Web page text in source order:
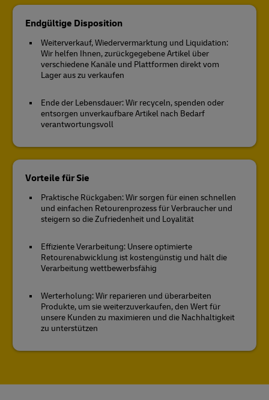
Endgültige Disposition
Weiterverkauf, Wiedervermarktung und Liquidation:
Wir helfen Ihnen, zurückgegebene Artikel über
verschiedene Kanäle und Plattformen direkt vom
Lager aus zu verkaufen
Ende der Lebensdauer: Wir recyceln, spenden oder
entsorgen unverkaufbare Artikel nach Bedarf
verantwortungsvoll
Vorteile für Sie
Praktische Rückgaben: Wir sorgen für einen schnellen
und einfachen Retourenprozess für Verbraucher und
steigern so die Zufriedenheit und Loyalität
Effiziente Verarbeitung: Unsere optimierte
Retourenabwicklung ist kostengünstig und hält die
Verarbeitung wettbewerbsfähig
Werterholung: Wir reparieren und überarbeiten
Produkte, um sie weiterzuverkaufen, den Wert für
unsere Kunden zu maximieren und die Nachhaltigkeit
zu unterstützen